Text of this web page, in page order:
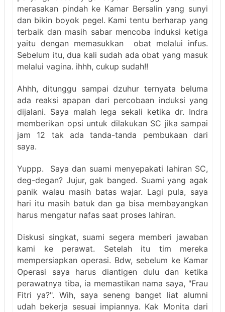
merasakan pindah ke Kamar Bersalin yang sunyi
dan bikin boyok pegel. Kami tentu berharap yang
terbaik dan masih sabar mencoba induksi ketiga
yaitu dengan memasukkan obat melalui infus.
Sebelum itu, dua kali sudah ada obat yang masuk
melalui vagina. ihhh, cukup sudah!!
Ahhh, ditunggu sampai dzuhur ternyata beluma
ada reaksi apapan dari percobaan induksi yang
dijalani. Saya malah lega sekali ketika dr. Indra
memberikan opsi untuk dilakukan SC jika sampai
jam 12 tak ada tanda-tanda pembukaan dari
saya.
Yuppp. Saya dan suami menyepakati lahiran SC,
deg-degan? Jujur, gak banged. Suami yang agak
panik walau masih batas wajar. Lagi pula, saya
hari itu masih batuk dan ga bisa membayangkan
harus mengatur nafas saat proses lahiran.
Diskusi singkat, suami segera memberi jawaban
kami ke perawat. Setelah itu tim mereka
mempersiapkan operasi. Bdw, sebelum ke Kamar
Operasi saya harus diantigen dulu dan ketika
perawatnya tiba, ia memastikan nama saya, "Frau
Fitri ya?". Wih, saya seneng banget liat alumni
udah bekerja sesuai impiannya. Kak Monita dari